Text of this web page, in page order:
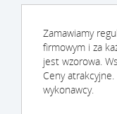
Zamawiamy
firmowym i za
jest wzorowa.
Ceny
wykonawcy.